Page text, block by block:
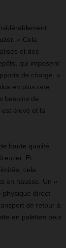
« Cela
et des
qui imposent
de charge. »
en plus rare
besoins de
élevé et la
haute qualité
Et
cela
en hausse. Un «
physique direct
de retour à
en palettes peut